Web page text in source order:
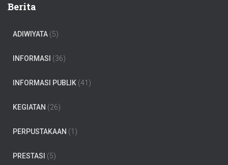
Berita
ADIWIYATA (5)
INFORMASI (36)
INFORMASI PUBLIK (41)
KEGIATAN (26)
PERPUSTAKAAN (1)
PRESTASI (5)